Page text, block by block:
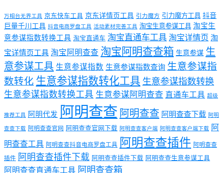
万相台无界工具 京东快车工具 京东详情页工具 引力魔方 引力魔方工具 抖音
巨量千川工具 抖音电商罗盘工具 活动素材完善工具 淘宝生意参谋工具 淘宝生
意参谋指数转换工具 淘宝直通车 淘宝直通车工具 淘宝详情页 淘
宝详情页工具 淘宝阿明查查 淘宝阿明查查箱 生意参谋 生
意参谋工具 生意参谋指数 生意参谋指数查询 生意参谋指
数转化 生意参谋指数转化工具 生意参谋指数转换
生意参谋指数转换工具 生意参谋阿明查查 直通车工具 超级
推荐工具 阿明代发 阿明查查 阿明查查 阿明查查下载 阿明
查查下载 阿明查查官网 阿明查查官网下载 阿明查查客户端 阿明查查客户端下载
阿
明查查工具 阿明查查抖音电商罗盘工具 阿明查查插件 阿明查查
插件 阿明查查插件下载 阿明查查插件下载 阿明查查生意参谋工具
阿明查查直通车工具 阿明查查箱